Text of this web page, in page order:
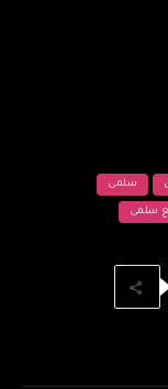
سلمى
سلمى